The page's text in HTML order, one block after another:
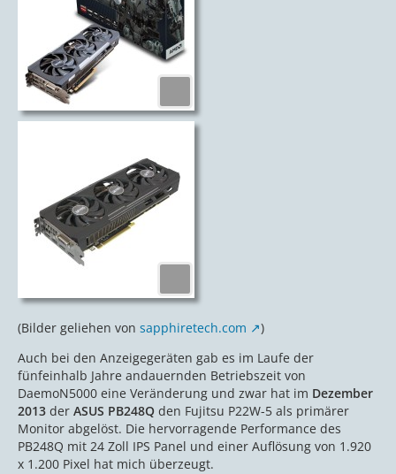
(Bilder geliehen von sapphiretech.com
)
Auch bei den Anzeigegeräten gab es im Laufe der
fünfeinhalb Jahre andauernden Betriebszeit von
DaemoN5000 eine Veränderung und zwar hat im Dezember
2013 der ASUS PB248Q den Fujitsu P22W-5 als primärer
Monitor abgelöst. Die hervorragende Performance des
PB248Q mit 24 Zoll IPS Panel und einer Auflösung von 1.920
x 1.200 Pixel hat mich überzeugt.